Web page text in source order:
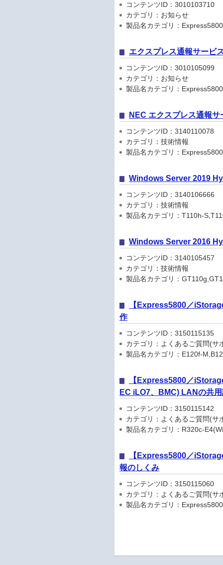
コンテンツID：3010103710
カテゴリ：お知らせ
製品名カテゴリ：
エクスプレス通報サービ
コンテンツID：3010105099
カテゴリ：お知らせ
製品名カテゴリ：
NEC エクスプレス通報
コンテンツID：3140110078
カテゴリ：技術情報
製品名カテゴリ：
Windows Server 2019
コンテンツID：3140106666
カテゴリ：技術情報
製品名カテゴリ：T110h-
Windows Server 2016
コンテンツID：3140105457
カテゴリ：技術情報
製品名カテゴリ：
【Express5800／
作
コンテンツID：3150115135
カテゴリ：よくあるご質問(サ
製品名カテゴリ：E120f-
【Express5800／
EC iLO7、BMC) LANの共
コンテンツID：3150115142
カテゴリ：よくあるご質問(サ
製品名カテゴリ：R320c-
【Express5800／
報のしくみ
コンテンツID：3150115060
カテゴリ：よくあるご質問(サ
製品名カテゴリ：